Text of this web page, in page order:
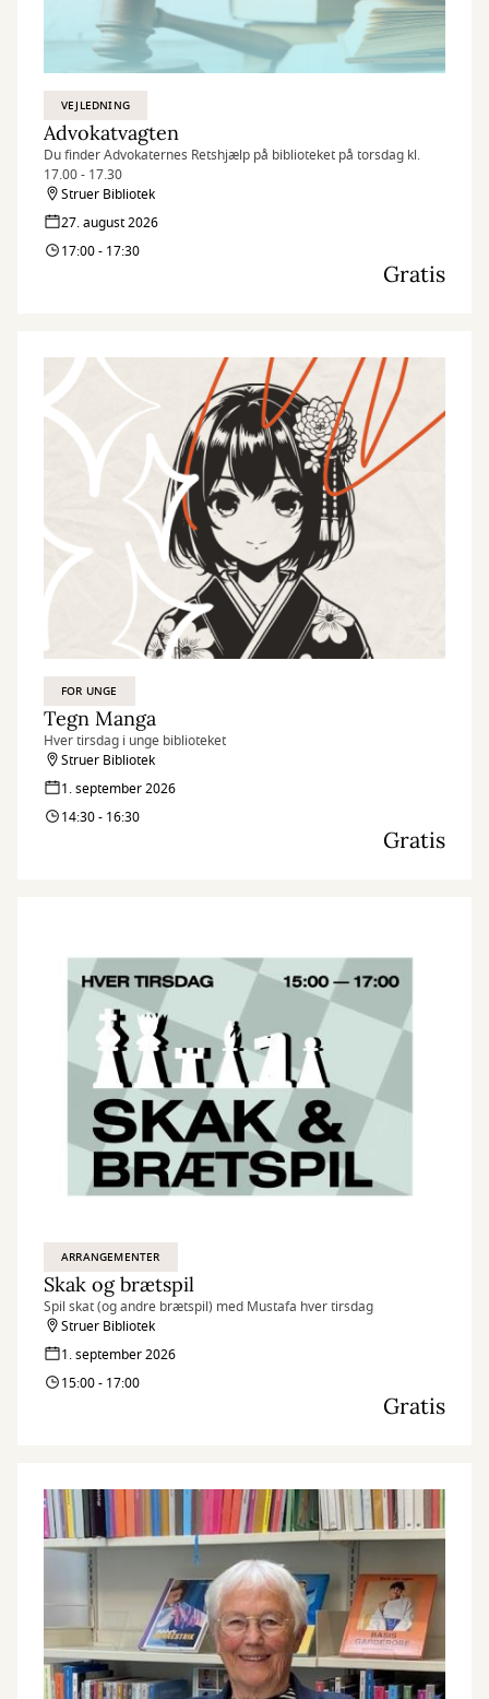
VEJLEDNING
Advokatvagten
Du finder Advokaternes Retshjælp på biblioteket på torsdag kl.
17.00 - 17.30
Struer Bibliotek
27. august 2026
17:00 - 17:30
Gratis
FOR UNGE
Tegn Manga
Hver tirsdag i unge biblioteket
Struer Bibliotek
1. september 2026
14:30 - 16:30
Gratis
ARRANGEMENTER
Skak og brætspil
Spil skat (og andre brætspil) med Mustafa hver tirsdag
Struer Bibliotek
1. september 2026
15:00 - 17:00
Gratis